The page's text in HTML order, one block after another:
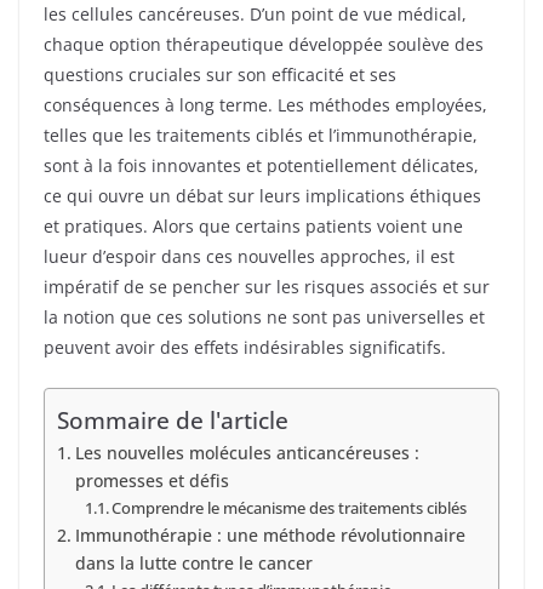
les cellules cancéreuses. D’un point de vue médical,
chaque option thérapeutique développée soulève des
questions cruciales sur son efficacité et ses
conséquences à long terme. Les méthodes employées,
telles que les traitements ciblés et l’immunothérapie,
sont à la fois innovantes et potentiellement délicates,
ce qui ouvre un débat sur leurs implications éthiques
et pratiques. Alors que certains patients voient une
lueur d’espoir dans ces nouvelles approches, il est
impératif de se pencher sur les risques associés et sur
la notion que ces solutions ne sont pas universelles et
peuvent avoir des effets indésirables significatifs.
Sommaire de l'article
Les nouvelles molécules anticancéreuses :
promesses et défis
Comprendre le mécanisme des traitements ciblés
Immunothérapie : une méthode révolutionnaire
dans la lutte contre le cancer